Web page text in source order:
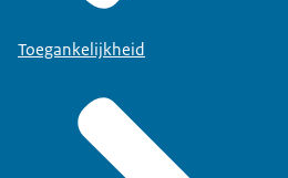
Toegankelijkheid